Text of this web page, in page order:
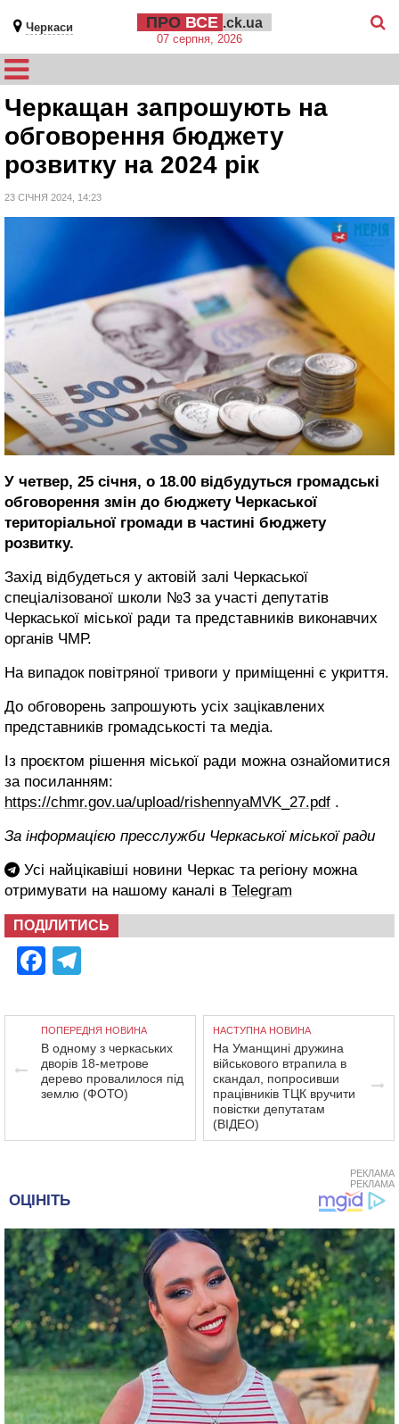
Черкаси ПРО ВСЕ .ck.ua
07 серпня, 2026
Черкащан запрошують на
обговорення бюджету
розвитку на 2024 рік
23 СІЧНЯ 2024, 14:23
У четвер, 25 січня, о 18.00 відбудуться громадські
обговорення змін до бюджету Черкаської
територіальної громади в частині бюджету
розвитку.
Захід відбудеться у актовій залі Черкаської
спеціалізованої школи №3 за участі депутатів
Черкаської міської ради та представників виконавчих
органів ЧМР.
На випадок повітряної тривоги у приміщенні є укриття.
До обговорень запрошують усіх зацікавлених
представників громадськості та медіа.
Із проєктом рішення міської ради можна ознайомитися
за посиланням:
https://chmr.gov.ua/upload/rishennyaMVK_27.pdf .
За інформацією пресслужби Черкаської міської ради
Усі найцікавіші новини Черкас та регіону можна
отримувати на нашому каналі в Telegram
ПОДІЛИТИСЬ
Facebook
ПОПЕРЕДНЯ НОВИНА
В одному з черкаських
дворів 18-метрове
дерево провалилося під
землю (ФОТО)
НАСТУПНА НОВИНА
На Уманщині дружина
військового втрапила в
скандал, попросивши
працівників ТЦК вручити
повістки депутатам
(ВІДЕО)
РЕКЛАМА
РЕКЛАМА